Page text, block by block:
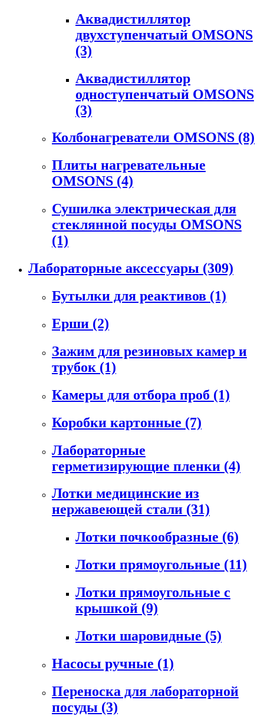
Аквадистиллятор
двухступенчатый OMSONS
(3)
Аквадистиллятор
одноступенчатый OMSONS
(3)
Колбонагреватели OMSONS (8)
Плиты нагревательные
OMSONS (4)
Сушилка электрическая для
стеклянной посуды OMSONS
(1)
Лабораторные аксессуары (309)
Бутылки для реактивов (1)
Ерши (2)
Зажим для резиновых камер и
трубок (1)
Камеры для отбора проб (1)
Коробки картонные (7)
Лабораторные
герметизирующие пленки (4)
Лотки медицинские из
нержавеющей стали (31)
Лотки почкообразные (6)
Лотки прямоугольные (11)
Лотки прямоугольные с
крышкой (9)
Лотки шаровидные (5)
Насосы ручные (1)
Переноска для лабораторной
посуды (3)